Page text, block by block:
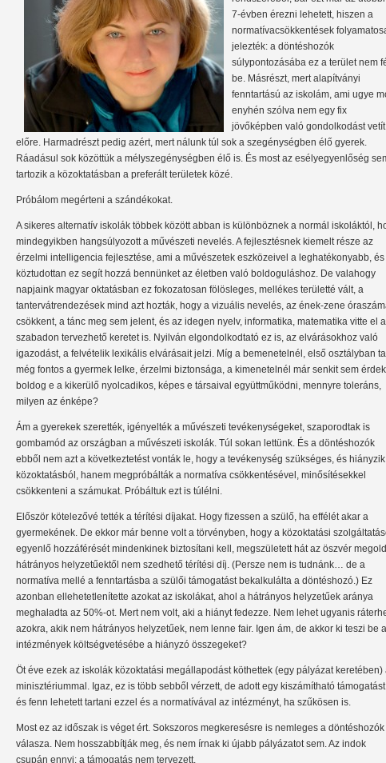
7-évben érezni lehetett, hiszen a
normatívacsökkentések
jelezték: a döntéshozók
súlypontozásába ez a terület nem
be. Másrészt, mert alapítványi
fenntartású az iskolám, ami ugye
enyhén szólva nem egy fix
jövőképben való gondolkodást vetít
előre. Harmadrészt pedig azért, mert nálunk túl sok a szegénységben élő gyerek.
Ráadásul sok közöttük a mélyszegénységben élő is. És most az esélyegyenlőség
tartozik a közoktatásban a preferált területek közé.
Próbálom megérteni a szándékokat.
A sikeres alternatív iskolák többek között abban is különböznek a normál iskoláktól,
mindegyikben hangsúlyozott a művészeti nevelés. A fejlesztésnek kiemelt része az
érzelmi intelligencia fejlesztése, ami a művészetek eszközeivel a leghatékonyabb, és
köztudottan ez segít hozzá bennünket az életben való boldoguláshoz. De valahogy
napjaink magyar oktatásban ez fokozatosan fölösleges, mellékes területté vált, a
tantervátrendezések mind azt hozták, hogy a vizuális nevelés, az ének-zene
csökkent, a tánc meg sem jelent, és az idegen nyelv, informatika, matematika vitte el a
szabadon tervezhető keretet is. Nyilván elgondolkodtató ez is, az elvárásokhoz való
igazodást, a felvételik lexikális elvárásait jelzi. Míg a bemenetelnél, első osztályban
még fontos a gyermek lelke, érzelmi biztonsága, a kimenetelnél már senkit sem
boldog e a kikerülő nyolcadikos, képes e társaival együttműködni, mennyre toleráns,
milyen az énképe?
Ám a gyerekek szerették, igényelték a művészeti tevékenységeket, szaporodtak is
gombamód az országban a művészeti iskolák. Túl sokan lettünk. És a döntéshozók
ebből nem azt a következtetést vonták le, hogy a tevékenység szükséges, és
közoktatásból, hanem megpróbálták a normatíva csökkentésével, minősítésekkel
csökkenteni a számukat. Próbáltuk ezt is túlélni.
Először kötelezővé tették a térítési díjakat. Hogy fizessen a szülő, ha effélét akar a
gyermekének. De ekkor már benne volt a törvényben, hogy a közoktatási
egyenlő hozzáférését mindenkinek biztosítani kell, megszületett hát az öszvér
hátrányos helyzetűektől nem szedhető térítési díj. (Persze nem is tudnánk… de a
normatíva mellé a fenntartásba a szülői támogatást bekalkulálta a döntéshozó.) Ez
azonban ellehetetlenítette azokat az iskolákat, ahol a hátrányos helyzetűek aránya
meghaladta az 50%-ot. Mert nem volt, aki a hiányt fedezze. Nem lehet ugyanis
azokra, akik nem hátrányos helyzetűek, nem lenne fair. Igen ám, de akkor ki teszi be
intézmények költségvetésébe a hiányzó összegeket?
Öt éve ezek az iskolák közoktatási megállapodást köthettek (egy pályázat keretében)
minisztériummal. Igaz, ez is több sebből vérzett, de adott egy kiszámítható
és fenn lehetett tartani ezzel és a normatívával az intézményt, ha szűkösen is.
Most ez az időszak is véget ért. Sokszoros megkeresésre is nemleges a döntéshozók
válasza. Nem hosszabbítják meg, és nem írnak ki újabb pályázatot sem. Az indok
csupán ennyi: a támogatás nem tervezett.